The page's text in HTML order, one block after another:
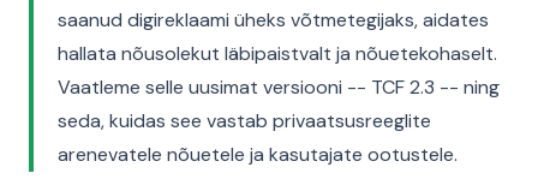
saanud digireklaami üheks võtmetegijaks, aidates
hallata nõusolekut läbipaistvalt ja nõuetekohaselt.
Vaatleme selle uusimat versiooni -- TCF 2.3 -- ning
seda, kuidas see vastab privaatsusreeglite
arenevatele nõuetele ja kasutajate ootustele.